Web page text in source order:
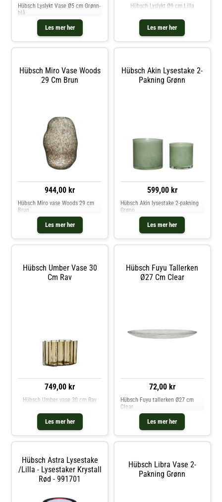
Les mer her
Hübsch Lyslykt Vase Ø5 cm Grønn-
blå
Les mer her
Hübsch Lyslykt Ø9 cm Lilla
Hübsch Miro Vase Woods
29 Cm Brun
944,00 kr
Les mer her
Hübsch Miro vase Woods 29 cm
Brun
Hübsch Akin Lysestake 2-
Pakning Grønn
599,00 kr
Les mer her
Hübsch Akin lysestake 2-pakning
Grønn
Hübsch Umber Vase 30
Cm Rav
749,00 kr
Les mer her
Hübsch Umber vase 30 cm Rav
Hübsch Fuyu Tallerken
Ø27 Cm Clear
72,00 kr
Les mer her
Hübsch Fuyu tallerken Ø27 cm
Clear
Hübsch Astra Lysestake
/Lilla - Lysestaker Krystall
Rød - 991701
Hübsch Libra Vase 2-
Pakning Grønn